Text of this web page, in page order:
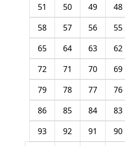
48
49
50
51
55
56
57
58
62
63
64
65
69
70
71
72
76
77
78
79
83
84
85
86
90
91
92
93